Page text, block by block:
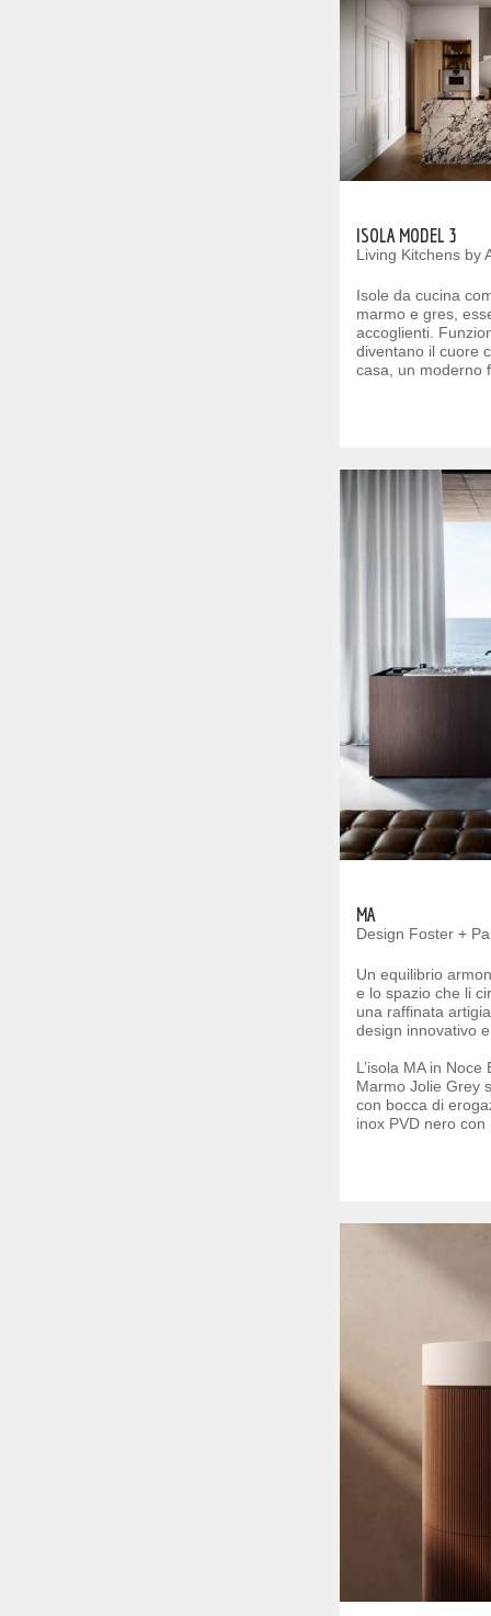
ISOLA MODEL 3
Living Kitchens by
Isole da cucina
marmo e gres,
accoglienti.
diventano il cuore
casa, un moderno
MA
Design Foster +
Un equilibrio
e lo spazio che li
una raffinata
design innovativo
L’isola MA in
Marmo Jolie Grey
con bocca di
inox PVD nero con